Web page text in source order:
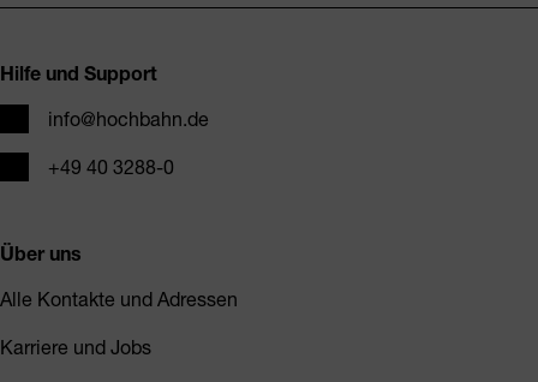
Hilfe und Support
E-Mailinfo@hochbahn.de
Telefon+49 40 3288-0
Über uns
Alle Kontakte und Adressen
Karriere und Jobs